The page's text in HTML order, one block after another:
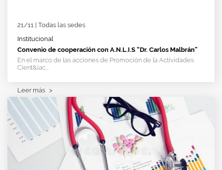
21/11 | Todas las sedes
Institucional
Convenio de cooperación con A.N.L.I.S “Dr. Carlos Malbrán”
En el marco de las acciones de Promoción de la Actividades
Cient&iac...
Leer más >